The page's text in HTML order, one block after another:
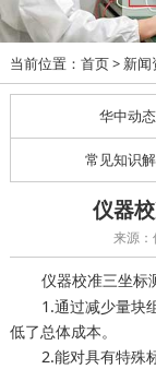
当前位置： 首页> 新闻
华中动态
常见知识
仪器
来源：
仪器校准三坐标
1.通过减少量块
低了总体成本。
2.能对具有特殊